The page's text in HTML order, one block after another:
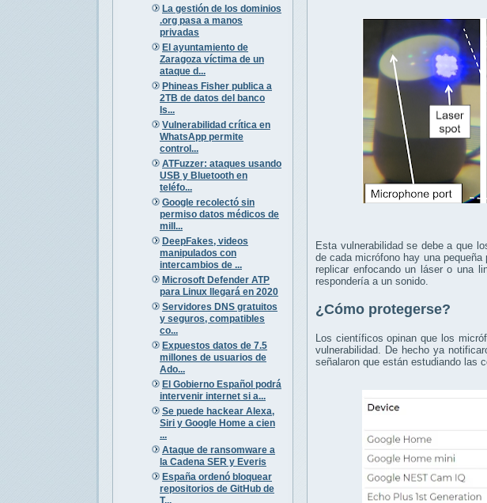
La gestión de los dominios
.org pasa a manos
privadas
El ayuntamiento de
Zaragoza víctima de un
ataque d...
Phineas Fisher publica a
2TB de datos del banco
Is...
Vulnerabilidad crítica en
WhatsApp permite
control...
ATFuzzer: ataques usando
USB y Bluetooth en
teléfo...
Google recolectó sin
permiso datos médicos de
mill...
DeepFakes, videos
manipulados con
intercambios de ...
Microsoft Defender ATP
para Linux llegará en 2020
Servidores DNS gratuitos
y seguros, compatibles
co...
Expuestos datos de 7.5
millones de usuarios de
Ado...
El Gobierno Español podrá
intervenir internet si a...
Se puede hackear Alexa,
Siri y Google Home a cien
...
Ataque de ransomware a
la Cadena SER y Everis
España ordenó bloquear
repositorios de GitHub de
T...
Esta vulnerabilidad se debe a que
de cada micrófono hay una
replicar enfocando un láser o una
respondería a un sonido.
¿Cómo protegerse?
Los científicos opinan que los
vulnerabilidad. De hecho ya
señalaron que están estudiando las